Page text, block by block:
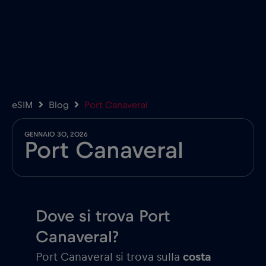
eSIM Blog Port Canaveral
GENNAIO 30, 2026
Port Canaveral
Dove si trova Port
Canaveral?
Port Canaveral si trova sulla costa